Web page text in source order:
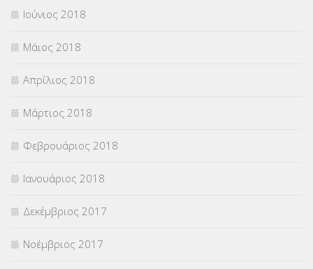
Ιούνιος 2018
Μάιος 2018
Απρίλιος 2018
Μάρτιος 2018
Φεβρουάριος 2018
Ιανουάριος 2018
Δεκέμβριος 2017
Νοέμβριος 2017